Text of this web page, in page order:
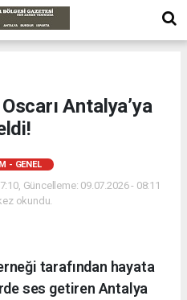
Antalya’ya
- GENEL
Güncelleme: 09.07.2026 - 08:11
okundu.
tarafından hayata
ses getiren Antalya